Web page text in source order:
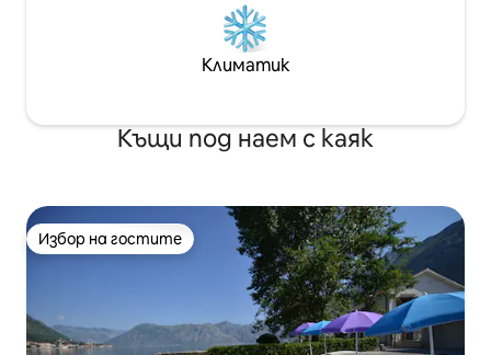
Климатик
Къщи под наем с каяк
Избор на гостите
Избор на гостите